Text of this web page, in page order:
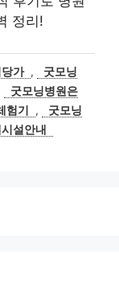
정리!
가 ,
굿모닝
굿모닝병원은
험기 ,
굿모닝
설안내